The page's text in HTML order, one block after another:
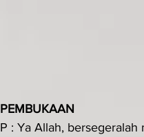
PEMBUKAAN
P : Ya Allah, bersegeralah